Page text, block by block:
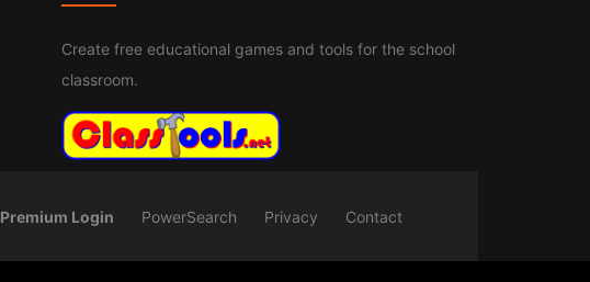
Create free educational games and tools for the school
classroom.
Premium Login PowerSearch Privacy Contact